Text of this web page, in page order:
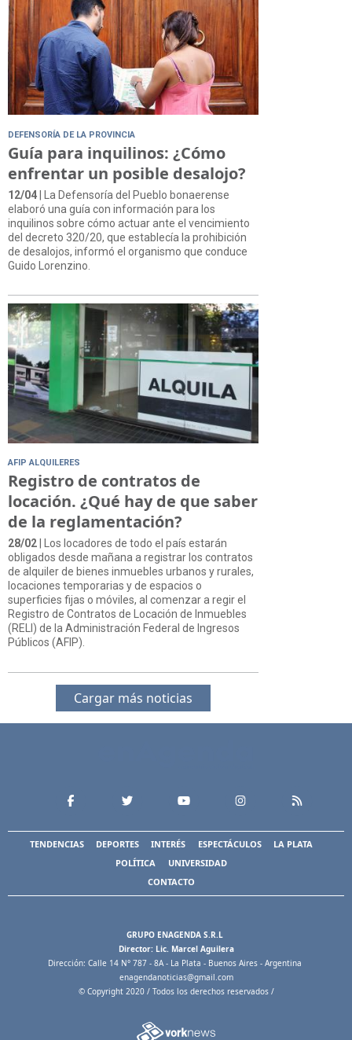
DEFENSORÍA DE LA PROVINCIA
Guía para inquilinos: ¿Cómo
enfrentar un posible desalojo?
12/04| La Defensoría del Pueblo bonaerense
elaboró una guía con información para los
inquilinos sobre cómo actuar ante el vencimiento
del decreto 320/20, que establecía la prohibición
de desalojos, informó el organismo que conduce
Guido Lorenzino.
AFIP ALQUILERES
Registro de contratos de
locación. ¿Qué hay de que saber
de la reglamentación?
28/02 | Los locadores de todo el país estarán
obligados desde mañana a registrar los contratos
de alquiler de bienes inmuebles urbanos y rurales,
locaciones temporarias y de espacios o
superficies fijas o móviles, al comenzar a regir el
Registro de Contratos de Locación de Inmuebles
(RELI) de la Administración Federal de Ingresos
Públicos (AFIP).
Cargar más noticias
TENDENCIAS DEPORTES INTERÉS ESPECTÁCULOS
LA PLATA
POLÍTICA
UNIVERSIDAD
CONTACTO
GRUPO ENAGENDA S.R.L
Director: Lic. Marcel Aguilera
Dirección: Calle 14 N° 787 - 8A - La Plata - Buenos Aires - Argentina
enagendanoticias@gmail.com
© Copyright 2020 / Todos los derechos reservados /